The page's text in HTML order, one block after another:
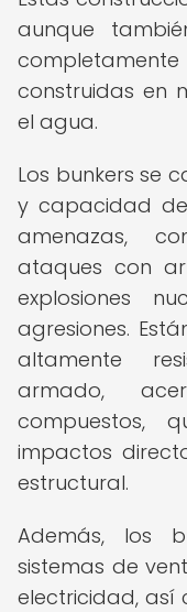
aunque
construidas en
el agua.
Los bunkers se
y capacidad
amenazas,
ataques con
explosiones
agresiones.
altamente
armado,
compuestos,
impactos
estructural.
Además, los
sistemas de
electricidad, así